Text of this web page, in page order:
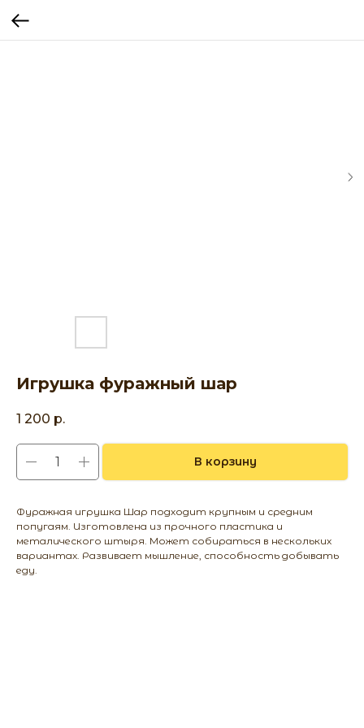
Игрушка фуражный шар
1 200 р.
В корзину
Фуражная игрушка Шар подходит крупным и средним
попугаям. Изготовлена из прочного пластика и
металического штыря. Может собираться в нескольких
вариантах. Развивает мышление, способность добывать
еду.